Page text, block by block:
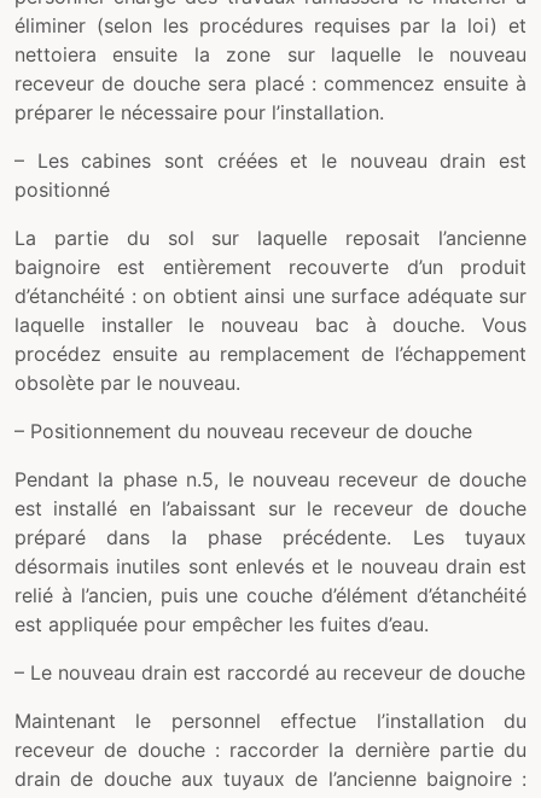
éliminer (selon les procédures requises par la loi) et
nettoiera ensuite la zone sur laquelle le nouveau
receveur de douche sera placé : commencez ensuite à
préparer le nécessaire pour l’installation.
– Les cabines sont créées et le nouveau drain est
positionné
La partie du sol sur laquelle reposait l’ancienne
baignoire est entièrement recouverte d’un produit
d’étanchéité : on obtient ainsi une surface adéquate sur
laquelle installer le nouveau bac à douche. Vous
procédez ensuite au remplacement de l’échappement
obsolète par le nouveau.
– Positionnement du nouveau receveur de douche
Pendant la phase n.5, le nouveau receveur de douche
est installé en l’abaissant sur le receveur de douche
préparé dans la phase précédente. Les tuyaux
désormais inutiles sont enlevés et le nouveau drain est
relié à l’ancien, puis une couche d’élément d’étanchéité
est appliquée pour empêcher les fuites d’eau.
– Le nouveau drain est raccordé au receveur de douche
Maintenant le personnel effectue l’installation du
receveur de douche : raccorder la dernière partie du
drain de douche aux tuyaux de l’ancienne baignoire :